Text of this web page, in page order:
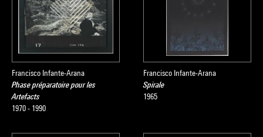
Francisco Infante-Arana
Phase préparatoire pour les
Artefacts
1970 - 1990
Francisco Infante-Arana
Spirale
1965